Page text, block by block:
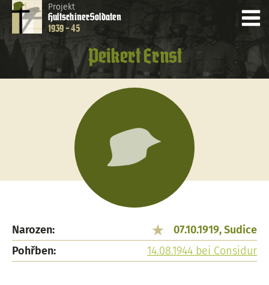
Projekt
HultschinerSoldaten
1939 - 45
Peikert Ernst
Narozen:
07.10.1919, Sudice
Pohřben:
14.08.1944 bei Considur